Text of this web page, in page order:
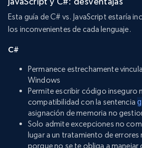
Esta guía de C# vs. JavaScript estaría
los inconvenientes de cada lenguaje.
C#
Permanece estrechamente
Windows
Permite escribir código inseguro
compatibilidad con la sentencia
asignación de memoria no
Solo admite excepciones no
lugar a un tratamiento de
porque no se te obliga a manejar